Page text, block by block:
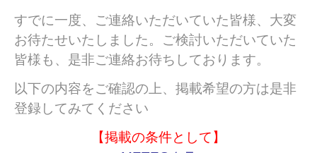
すでに一度、ご連絡いただいていた皆様、大変
お待たせいたしました。 ご検討いただいていた
皆様も、是非ご連絡お待ちしております。
以下の内容をご確認の上、掲載希望の方は是非
登録してみてください
【掲載の条件として】